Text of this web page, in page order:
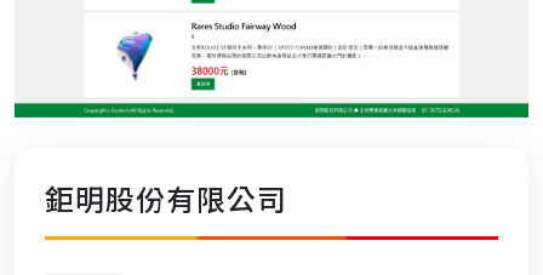
鉅明股份有限公司